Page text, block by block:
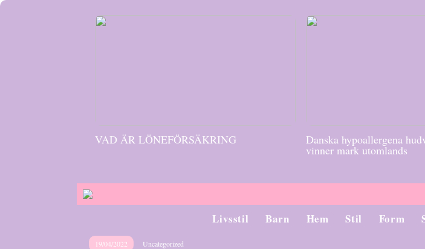
VAD ÄR LÖNEFÖRSÄKRING Danska hypoallergena
vinner mark utomlands
Livsstil Barn Hem Stil Form
19/04/2022 Uncategorized